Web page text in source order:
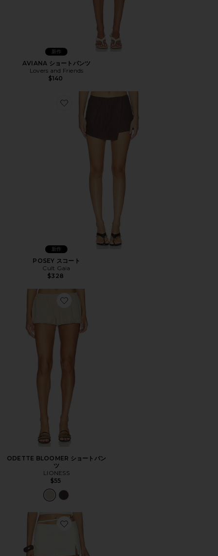
新作
AVIANA ショートパンツ
Lovers and Friends
$140
Favorite POSEY スコート
新作
POSEY スコート
Cult Gaia
$328
Favorite ODETTE BLOOMER ショートパンツ
ODETTE BLOOMER ショートパン
ツ
LIONESS
$55
Favorite KORA スコート